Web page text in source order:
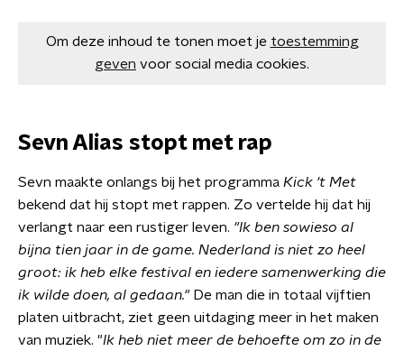
Om deze inhoud te tonen moet je toestemming
geven voor social media cookies.
Sevn Alias stopt met rap
Sevn maakte onlangs bij het programma Kick 't Met
bekend dat hij stopt met rappen. Zo vertelde hij dat hij
verlangt naar een rustiger leven. "Ik ben sowieso al
bijna tien jaar in de game. Nederland is niet zo heel
groot: ik heb elke festival en iedere samenwerking die
ik wilde doen, al gedaan." De man die in totaal vijftien
platen uitbracht, ziet geen uitdaging meer in het maken
van muziek. "Ik heb niet meer de behoefte om zo in de